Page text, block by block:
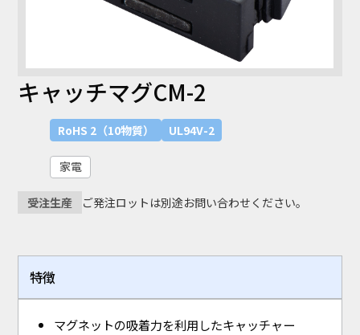
キャッチマグCM-2
RoHS 2（10物質） UL94V-2
家電
受注生産 ご発注ロットは別途お問い合わせください。
特徴
マグネットの吸着力を利用したキャッチャー